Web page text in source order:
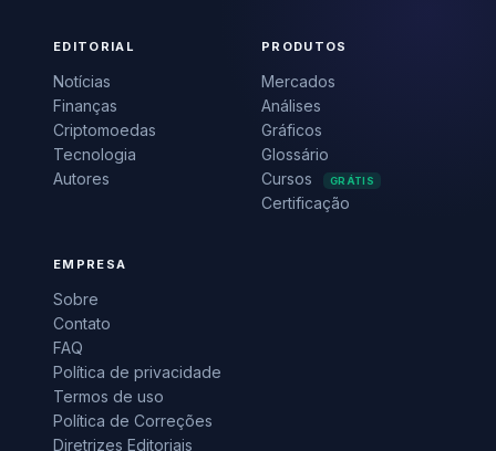
EDITORIAL
Notícias
Finanças
Criptomoedas
Tecnologia
Autores
PRODUTOS
Mercados
Análises
Gráficos
Glossário
Cursos
GRÁTIS
Certificação
EMPRESA
Sobre
Contato
FAQ
Política de privacidade
Termos de uso
Política de Correções
Diretrizes Editoriais